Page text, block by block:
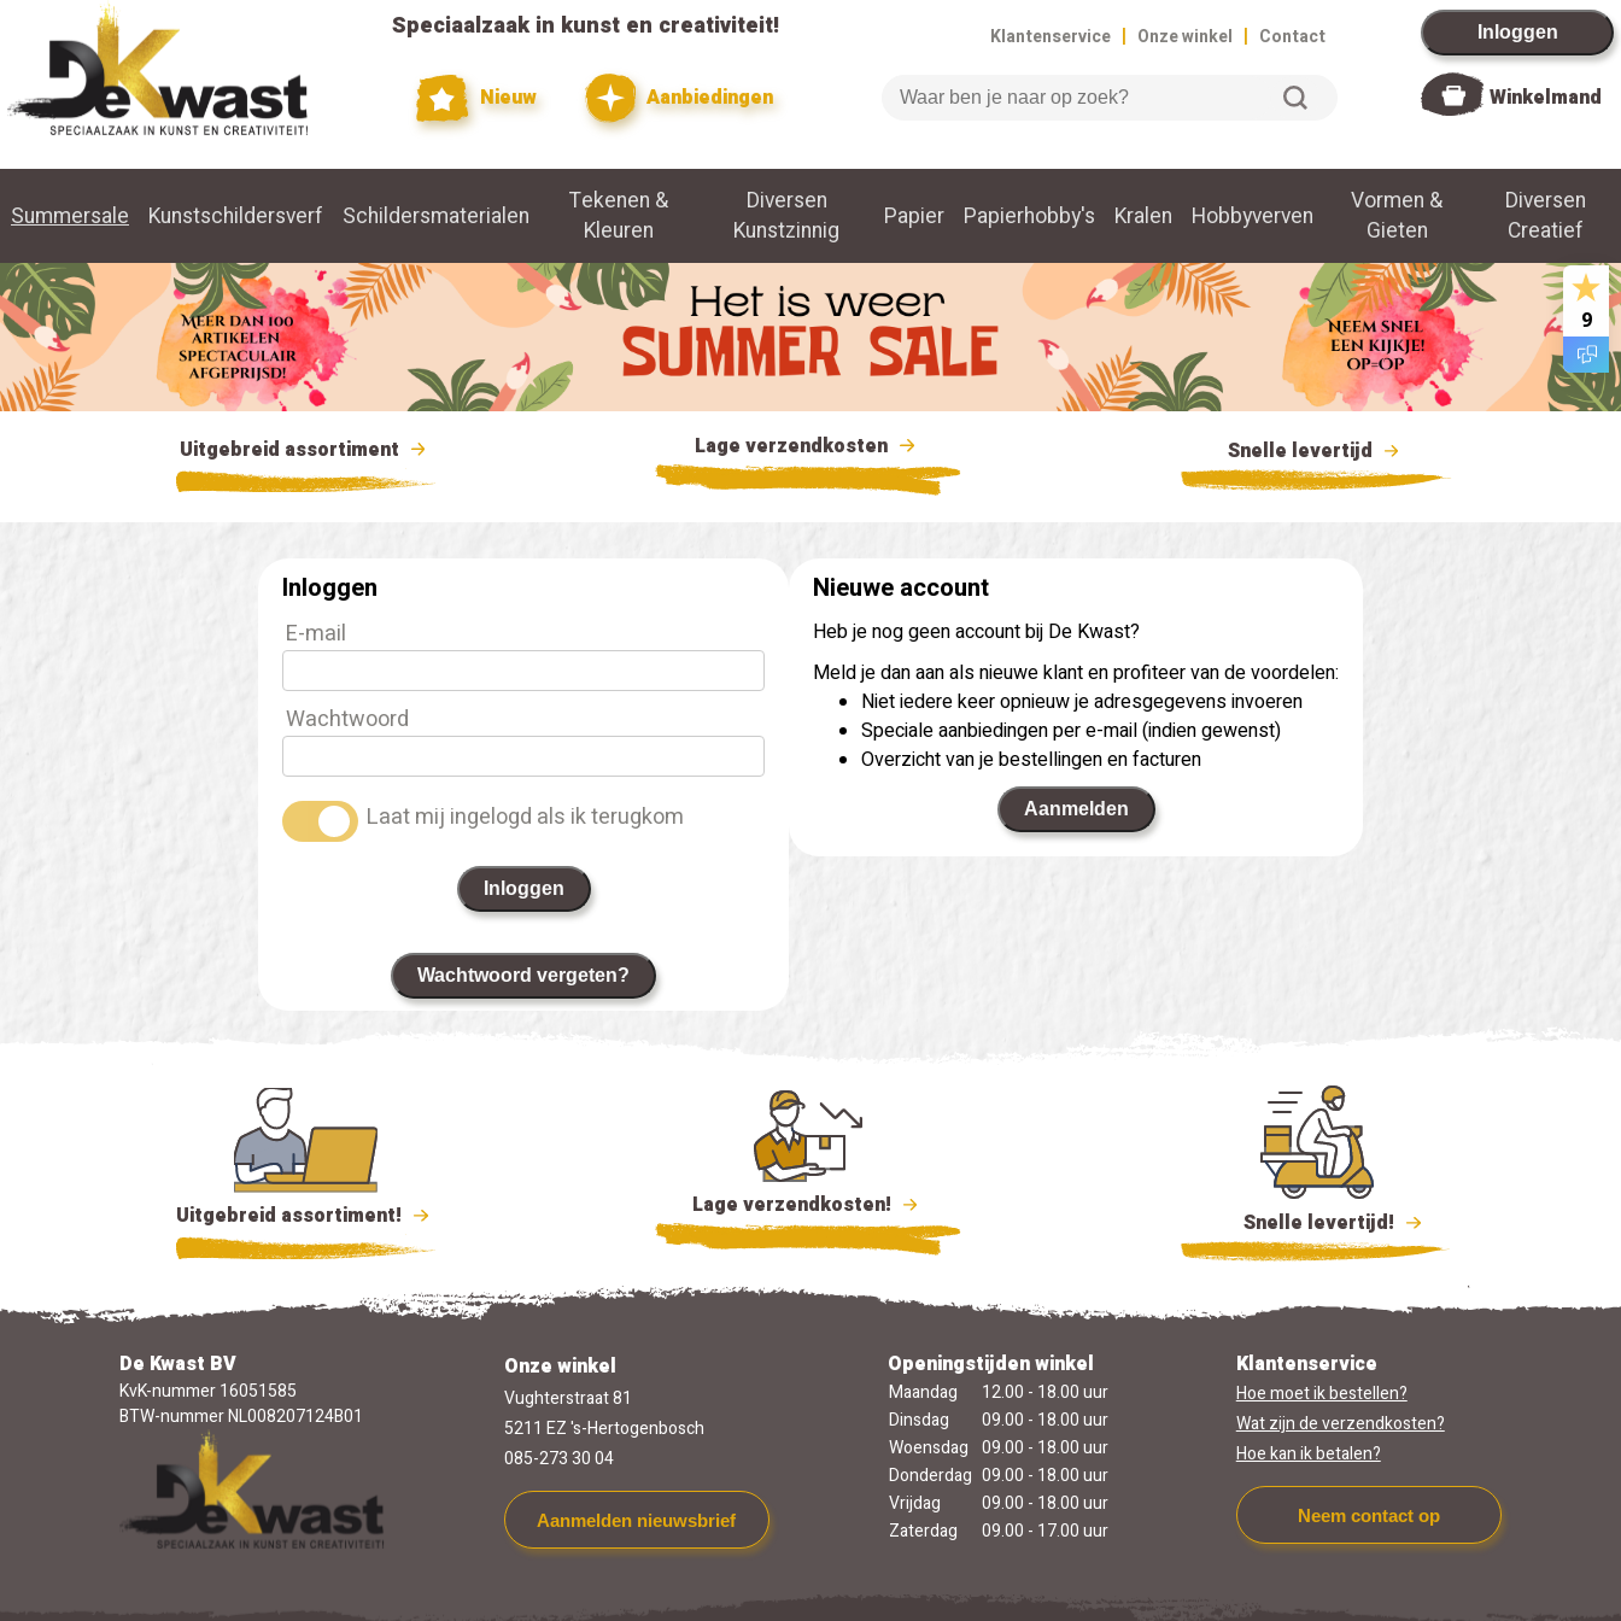
Speciaalzaak in kunst en creativiteit!
Nieuw Aanbiedingen
Klantenservice | Onze winkel | Contact
Zoeken
Inloggen
Winkelmand
Summersale Kunstschildersverf Schildersmaterialen
Tekenen &
Kleuren
Diversen
Kunstzinnig
Papier Papierhobby's Kralen Hobbyverven
Vormen &
Gieten
Diversen
Creatief
Uitgebreid assortiment Lage verzendkosten Snelle levertijd
9
Inloggen
E-mail
Wachtwoord
Laat mij ingelogd als ik terugkom
Inloggen
Wachtwoord vergeten?
Nieuwe account
Heb je nog geen account bij De Kwast?
Meld je dan aan als nieuwe klant en profiteer van de voordelen:
Niet iedere keer opnieuw je adresgegevens invoeren
Speciale aanbiedingen per e-mail (indien gewenst)
Overzicht van je bestellingen en facturen
Aanmelden
Uitgebreid assortiment! Lage verzendkosten!
Snelle levertijd!
De Kwast BV
KvK-nummer 16051585
BTW-nummer NL008207124B01
Onze winkel
Vughterstraat 81
5211 EZ 's-Hertogenbosch
085-273 30 04
Aanmelden nieuwsbrief
Openingstijden winkel
Maandag
12.00 - 18.00 uur
Dinsdag
09.00 - 18.00 uur
Woensdag 09.00 - 18.00 uur
Donderdag 09.00 - 18.00 uur
Vrijdag
09.00 - 18.00 uur
Zaterdag
09.00 - 17.00 uur
Klantenservice
Hoe moet ik bestellen?
Wat zijn de verzendkosten?
Hoe kan ik betalen?
Neem contact op